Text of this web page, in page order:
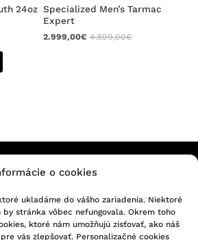
o cookies
ukladáme do vášho zariadenia. Niektoré
stránka vôbec nefungovala. Okrem toho
ktoré nám umožňujú zisťovať, ako náš
vás zlepšovať. Personalizačné cookies
24oz Specialized Men’s Tarmac
Expert
2.999,00€ 4.599,00€
Infolinka/Predajňa:
051 - 748 29 45